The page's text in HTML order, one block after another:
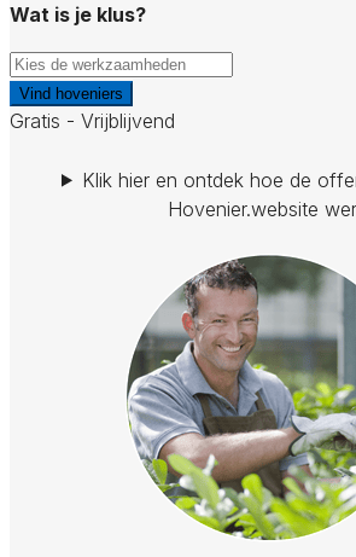
Wat is je klus?
Vind hoveniers
Gratis - Vrijblijvend
Klik hier en ontdek hoe de
Hovenier.website